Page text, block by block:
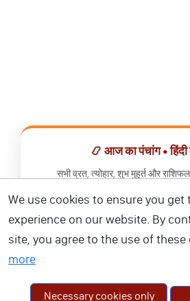
📿 आज का पंचांग •
सभी व्रत, त्योहार, शुभ मुहूर्त और
📅 हिंदी कैलेंडर ऐप
We use cookies to ensure you get
experience on our website. By
site, you agree to the use of these
more
Necessary cookies only